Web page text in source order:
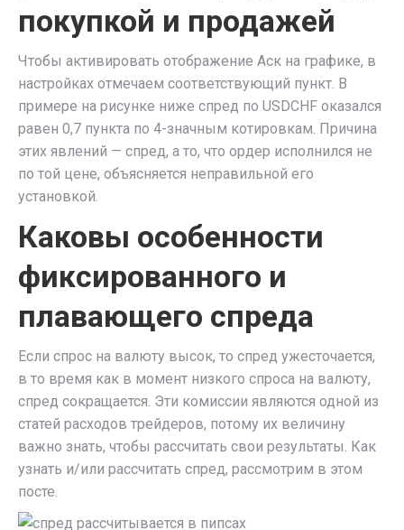
покупкой и продажей
Чтобы активировать отображение Аск на графике, в
настройках отмечаем соответствующий пункт. В
примере на рисунке ниже спред по USDCHF оказался
равен 0,7 пункта по 4-значным котировкам. Причина
этих явлений — спред, а то, что ордер исполнился не
по той цене, объясняется неправильной его
установкой.
Каковы особенности
фиксированного и
плавающего спреда
Если спрос на валюту высок, то спред ужесточается,
в то время как в момент низкого спроса на валюту,
спред сокращается. Эти комиссии являются одной из
статей расходов трейдеров, потому их величину
важно знать, чтобы рассчитать свои результаты. Как
узнать и/или рассчитать спред, рассмотрим в этом
посте.